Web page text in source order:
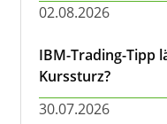
02.08.2026
IBM-Trading-Tipp
Kurssturz?
30.07.2026